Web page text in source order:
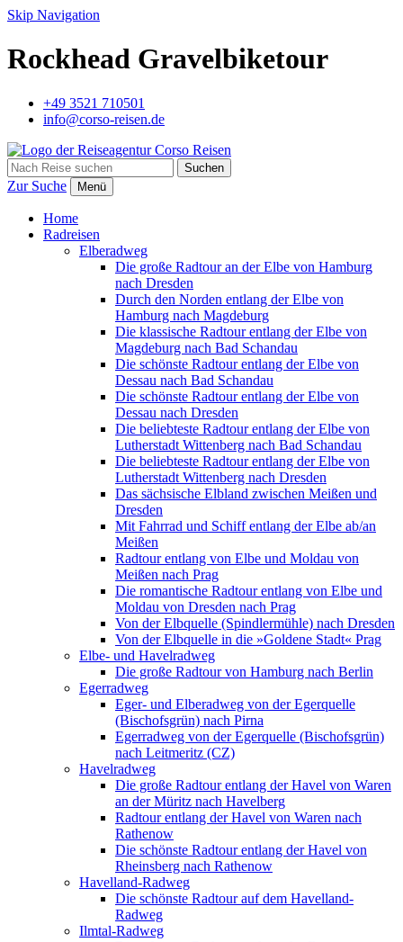
Skip Navigation
Rockhead Gravelbiketour
+49 3521 710501
info@corso-reisen.de
Suchen
Zur Suche Menü
Home
Radreisen
Elberadweg
Die große Radtour an der Elbe von Hamburg
nach Dresden
Durch den Norden entlang der Elbe von
Hamburg nach Magdeburg
Die klassische Radtour entlang der Elbe von
Magdeburg nach Bad Schandau
Die schönste Radtour entlang der Elbe von
Dessau nach Bad Schandau
Die schönste Radtour entlang der Elbe von
Dessau nach Dresden
Die beliebteste Radtour entlang der Elbe von
Lutherstadt Wittenberg nach Bad Schandau
Die beliebteste Radtour entlang der Elbe von
Lutherstadt Wittenberg nach Dresden
Das sächsische Elbland zwischen Meißen und
Dresden
Mit Fahrrad und Schiff entlang der Elbe ab/an
Meißen
Radtour entlang von Elbe und Moldau von
Meißen nach Prag
Die romantische Radtour entlang von Elbe und
Moldau von Dresden nach Prag
Von der Elbquelle (Spindlermühle) nach Dresden
Von der Elbquelle in die »Goldene Stadt« Prag
Elbe- und Havelradweg
Die große Radtour von Hamburg nach Berlin
Egerradweg
Eger- und Elberadweg von der Egerquelle
(Bischofsgrün) nach Pirna
Egerradweg von der Egerquelle (Bischofsgrün)
nach Leitmeritz (CZ)
Havelradweg
Die große Radtour entlang der Havel von Waren
an der Müritz nach Havelberg
Radtour entlang der Havel von Waren nach
Rathenow
Die schönste Radtour entlang der Havel von
Rheinsberg nach Rathenow
Havelland-Radweg
Die schönste Radtour auf dem Havelland-
Radweg
Ilmtal-Radweg